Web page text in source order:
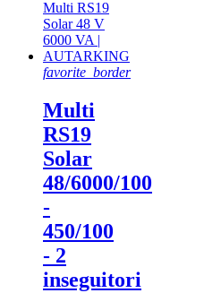
favorite_border
Multi
RS19
Solar
48/6000/100
-
450/100
- 2
inseguitori